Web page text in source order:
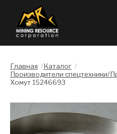
Главная /Каталог /
Производители спецтехники/
Хомут 15246693
Слайдшоу